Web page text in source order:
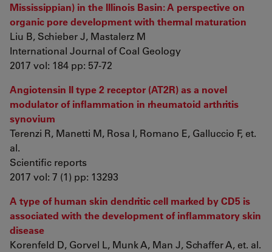
Mississippian) in the Illinois Basin: A perspective on
organic pore development with thermal maturation
Liu B, Schieber J, Mastalerz M
International Journal of Coal Geology
2017 vol: 184 pp: 57-72
Angiotensin II type 2 receptor (AT2R) as a novel
modulator of inflammation in rheumatoid arthritis
synovium
Terenzi R, Manetti M, Rosa I, Romano E, Galluccio F, et.
al.
Scientific reports
2017 vol: 7 (1) pp: 13293
A type of human skin dendritic cell marked by CD5 is
associated with the development of inflammatory skin
disease
Korenfeld D, Gorvel L, Munk A, Man J, Schaffer A, et. al.